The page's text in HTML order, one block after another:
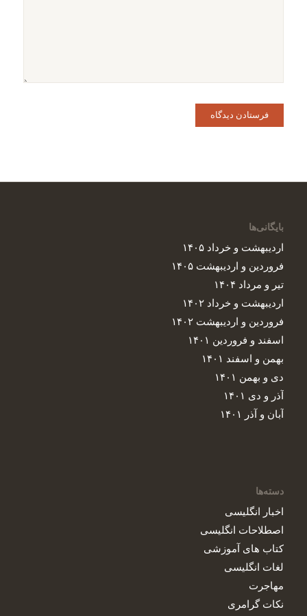
بایگانی‌ها
اردیبهشت و خرداد ۱۴۰۵
فروردین و اردیبهشت ۱۴۰۵
تیر و مرداد ۱۴۰۴
اردیبهشت و خرداد ۱۴۰۲
فروردین و اردیبهشت ۱۴۰۲
اسفند و فروردین ۱۴۰۱
بهمن و اسفند ۱۴۰۱
دی و بهمن ۱۴۰۱
آذر و دی ۱۴۰۱
آبان و آذر ۱۴۰۱
دسته‌ها
اخبار انگلیسی
اصطلاحات انگلیسی‌
کتاب های آموزشی
لغات انگلیسی
مهاجرت
نکات گرامری